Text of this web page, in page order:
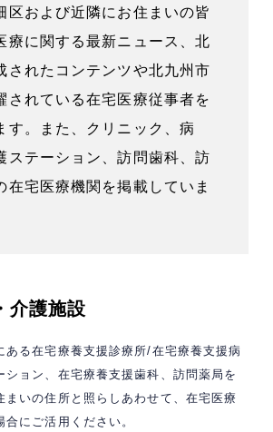
区および近隣にお住まいの皆
療に関する最新ニュース、北
されたコンテンツや北九州市
されている在宅医療従事者を
す。また、クリニック、病
ステーション、訪問歯科、訪
在宅医療機関を掲載していま
介護施設
ある在宅療養支援診療所/在宅療養支援病
ション、在宅療養支援歯科、訪問薬局を
まいの住所と照らしあわせて、在宅医療
にご活用ください。